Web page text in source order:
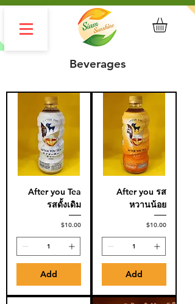
Beverages
After you Tea
รสดั้งเดิม
Price
$10.00
Add
After you รส
หวานน้อย
Price
$10.00
Add